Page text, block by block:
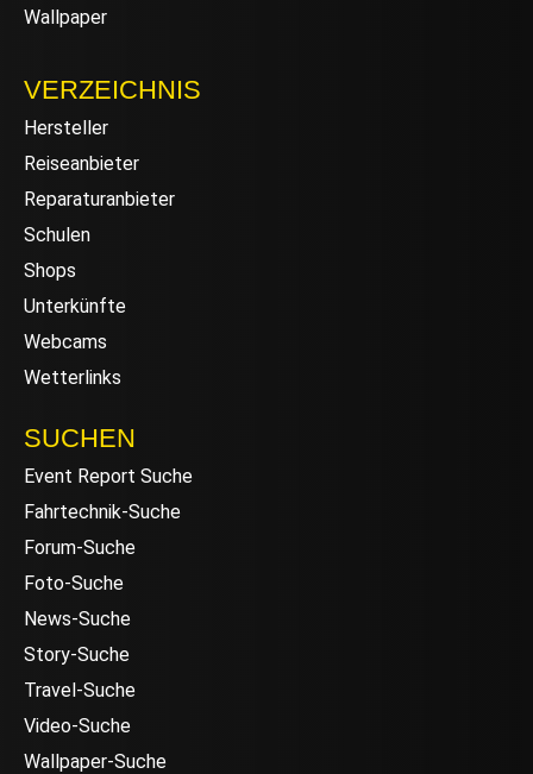
Wallpaper
VERZEICHNIS
Hersteller
Reiseanbieter
Reparaturanbieter
Schulen
Shops
Unterkünfte
Webcams
Wetterlinks
SUCHEN
Event Report Suche
Fahrtechnik-Suche
Forum-Suche
Foto-Suche
News-Suche
Story-Suche
Travel-Suche
Video-Suche
Wallpaper-Suche